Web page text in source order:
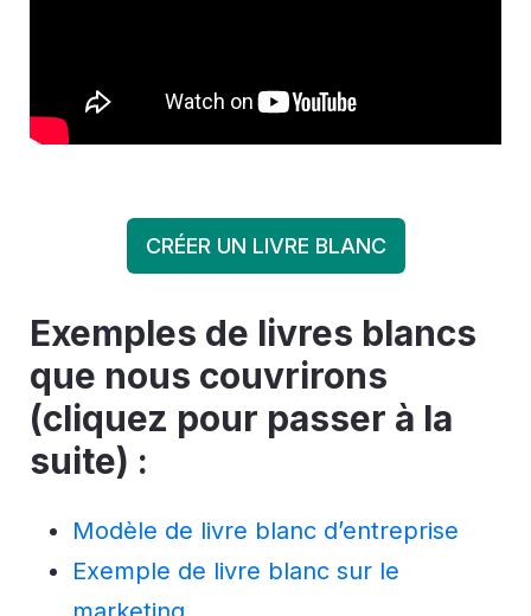
CRÉER UN LIVRE BLANC
Exemples de livres blancs
que nous couvrirons
(cliquez pour passer à la
suite) :
Modèle de livre blanc d’entreprise
Exemple de livre blanc sur le